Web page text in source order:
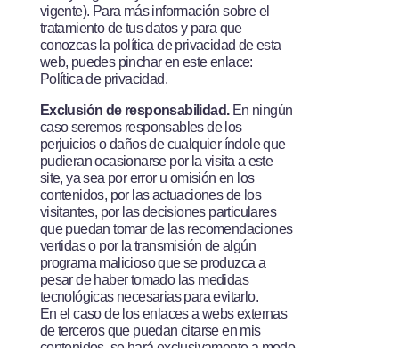
vigente). Para más información sobre el
tratamiento de tus datos y para que
conozcas la política de privacidad de esta
web, puedes pinchar en este enlace:
Política de privacidad.
Exclusión de responsabilidad.­En ningún
caso seremos responsables de los
perjuicios o daños de cualquier índole que
pudieran ocasionarse por la visita a este
site, ya sea por error u omisión en los
contenidos, por las actuaciones de los
visitantes, por las decisiones particulares
que puedan tomar de las recomendaciones
vertidas o por la transmisión de algún
programa malicioso que se produzca a
pesar de haber tomado las medidas
tecnológicas necesarias para evitarlo.
En el caso de los enlaces a webs externas
de terceros que puedan citarse en mis